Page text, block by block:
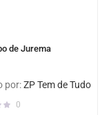
de Jurema
por:ZP Tem de Tudo
0